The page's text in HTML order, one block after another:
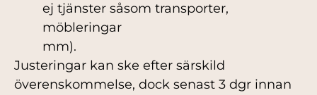
ej tjänster såsom transporter,
möbleringar
mm).
Justeringar kan ske efter särskild
överenskommelse, dock senast 3 dgr innan